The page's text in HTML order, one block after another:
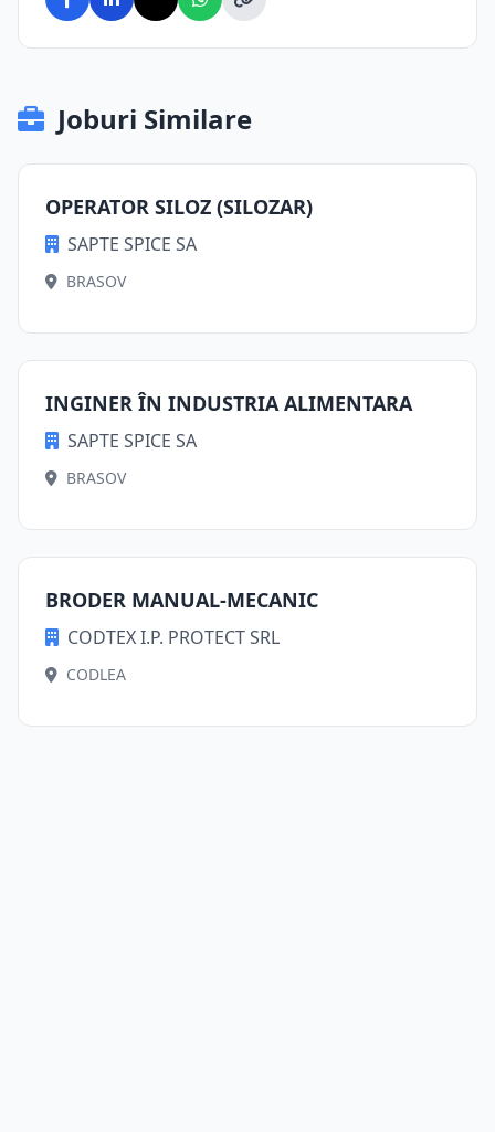
Joburi Similare
OPERATOR SILOZ (SILOZAR)
SAPTE SPICE SA
BRASOV
INGINER ÎN INDUSTRIA ALIMENTARA
SAPTE SPICE SA
BRASOV
BRODER MANUAL-MECANIC
CODTEX I.P. PROTECT SRL
CODLEA